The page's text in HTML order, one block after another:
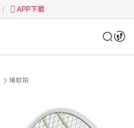
APP下載
捕蚊拍